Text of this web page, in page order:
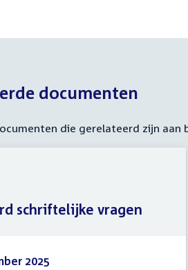
documenten
die gerelateerd zijn aan
2025
schriftelijke vragen